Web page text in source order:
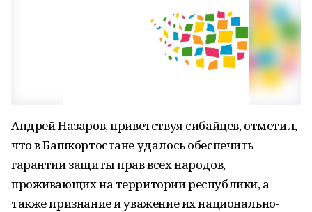
Андрей Назаров, приветствуя сибайцев, отметил,
что в Башкортостане удалось обеспечить
гарантии защиты прав всех народов,
проживающих на территории республики, а
также признание и уважение их национально-